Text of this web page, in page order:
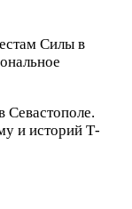
Силы в
Севастополе.
и историй Т-